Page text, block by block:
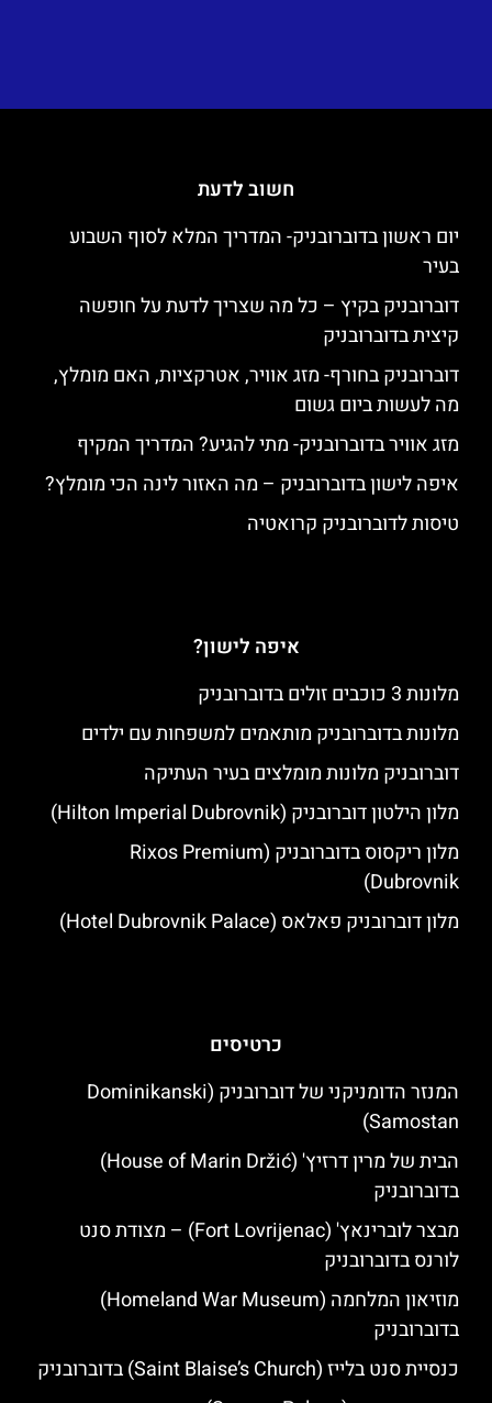
חשוב לדעת
יום ראשון בדוברובניק- המדריך המלא לסוף השבוע
בעיר
דוברובניק בקיץ – כל מה שצריך לדעת על חופשה
קיצית בדוברובניק
דוברובניק בחורף- מזג אוויר, אטרקציות, האם מומלץ,
מה לעשות ביום גשום
מזג אוויר בדוברובניק- מתי להגיע? המדריך המקיף
איפה לישון בדוברובניק – מה האזור לינה הכי מומלץ?
טיסות לדוברובניק קרואטיה
איפה לישון?
מלונות 3 כוכבים זולים בדוברובניק
מלונות בדוברובניק מותאמים למשפחות עם ילדים
דוברובניק מלונות מומלצים בעיר העתיקה
מלון הילטון דוברובניק (Hilton Imperial Dubrovnik)
מלון ריקסוס בדוברובניק (Rixos Premium
Dubrovnik)
מלון דוברובניק פאלאס (Hotel Dubrovnik Palace)
כרטיסים
המנזר הדומניקני של דוברובניק (Dominikanski
Samostan)
הבית של מרין דרזיץ' (House of Marin Držić)
בדוברובניק
מבצר לוברינאץ' (Fort Lovrijenac) – מצודת סנט
לורנס בדוברובניק
מוזיאון המלחמה (Homeland War Museum)
בדוברובניק
כנסיית סנט בלייז (Saint Blaise’s Church) בדוברובניק